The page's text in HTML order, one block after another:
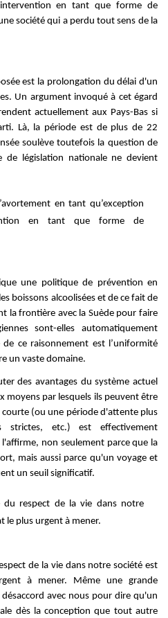
en tant que forme de
société qui a perdu tout sens de la
est la prolongation du délai d'un
Un argument invoqué à cet égard
actuellement aux Pays-Bas si
Là, la période est de plus de 22
soulève toutefois la question de
de législation nationale ne devient
en tant qu’exception
en tant que forme de
une politique de prévention en
boissons alcoolisées et de ce fait de
la frontière avec la Suède pour faire
sont-elles automatiquement
ce raisonnement est l’uniformité
un vaste domaine.
des avantages du système actuel
moyens par lesquels ils peuvent être
(ou une période d'attente plus
strictes, etc.) est effectivement
non seulement parce que la
mais aussi parce qu'un voyage et
un seuil significatif.
du respect de la vie dans notre
le plus urgent à mener.
de la vie dans notre société est
à mener. Même une grande
avec nous pour dire qu'un
dès la conception que tout autre